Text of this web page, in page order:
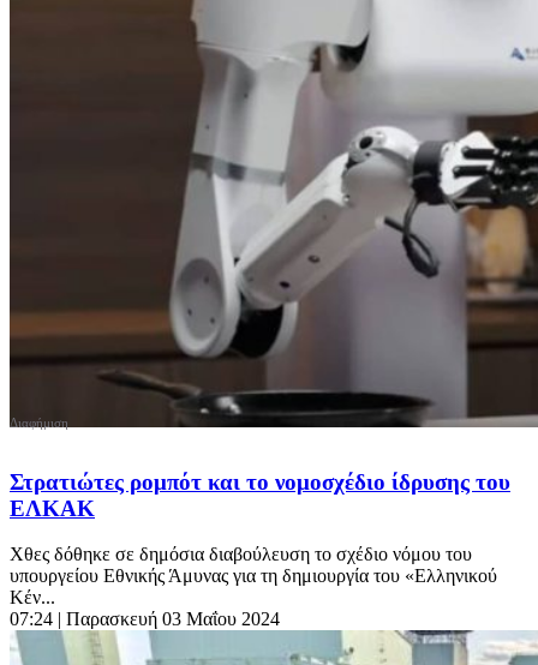
Στρατιώτες ρομπότ και το νομοσχέδιο ίδρυσης του
ΕΛΚΑΚ
Χθες δόθηκε σε δημόσια διαβούλευση το σχέδιο νόμου του
υπουργείου Εθνικής Άμυνας για τη δημιουργία του «Ελληνικού
Κέν...
07:24 | Παρασκευή 03 Μαΐου 2024